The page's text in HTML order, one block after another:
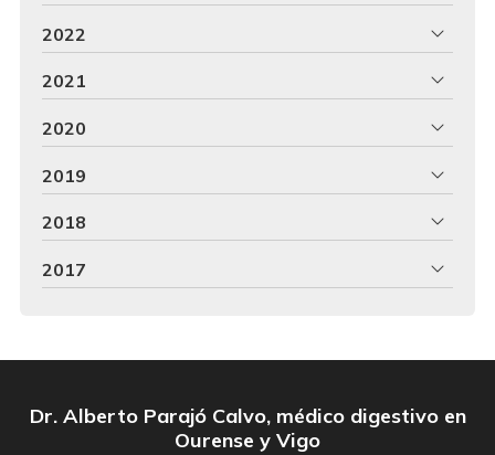
2022
2021
2020
2019
2018
2017
Dr. Alberto Parajó Calvo, médico digestivo en
Ourense y Vigo